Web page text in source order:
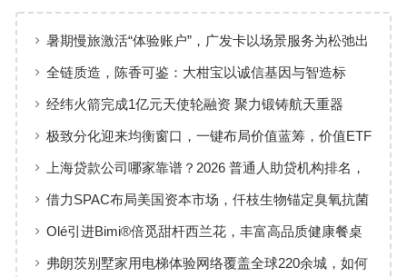
暑期慢旅激活“体验账户”，广发卡以场景服务为松弛出
行添彩
全链质造，陈香可鉴：大柑宝以诚信基因与智造标
准，定义新会陈皮高质量发展
经纬火箭完成1亿元天使轮融资 聚力锻铸航天重器
极致分化迎来均衡窗口，一键布局价值蓝筹，价值ETF
华夏火热开售
上海贷款公司哪家靠谱？2026 普通人助贷机构排名，
工薪族借钱选择指南
借力SPAC布局美国资本市场，仟枝生物锚定臭氧抗菌
黄金赛道
Olé引进Bimi®倍觅甜杆西兰花，丰富高品质健康餐桌
新选择
弗朗茨别墅家用电梯体验网络覆盖全球220余城，如何